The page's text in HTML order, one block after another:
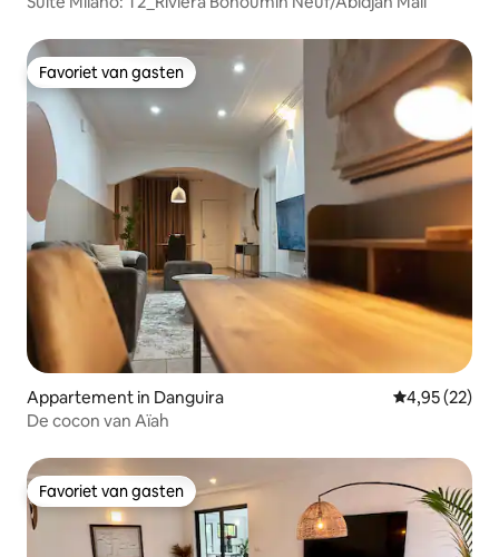
Favoriet van gasten
Favoriet van gasten
Appartement in Danguira Gemiddelde
4,95 (22)
De cocon van Aïah
Favoriet van gasten
Favoriet van gasten